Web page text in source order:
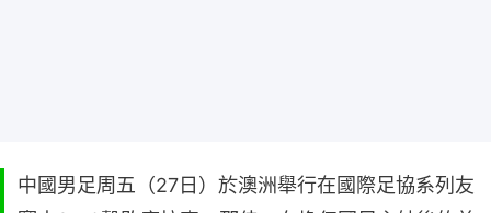
中國男足周五（27日）於澳洲舉行在國際足協系列友